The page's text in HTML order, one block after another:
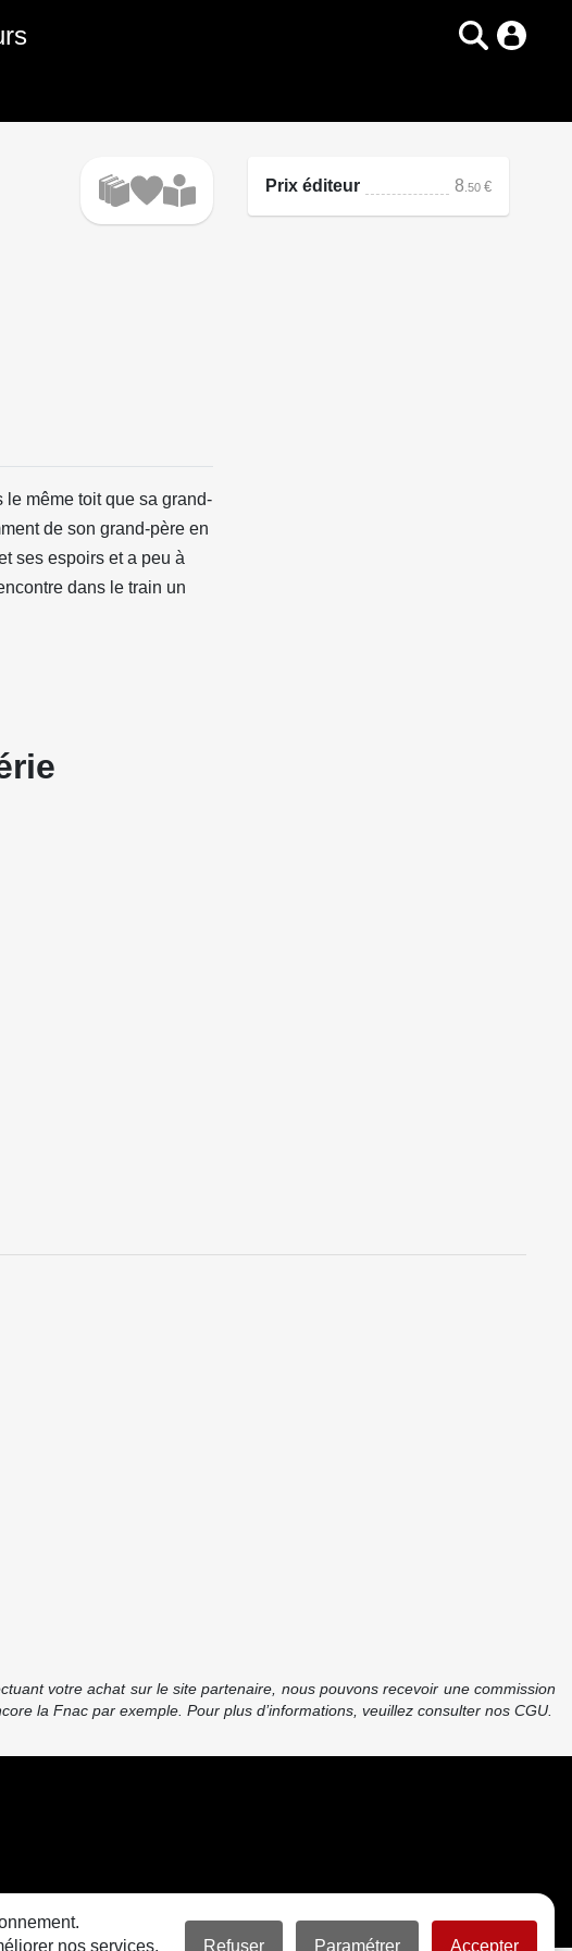
même toit que sa grand-
de son grand-père en
ses espoirs et a peu à
dans le train un
Prix éditeur 8 .50 €
votre achat sur le site partenaire, nous pouvons recevoir une commission
la Fnac par exemple. Pour plus d’informations, veuillez consulter nos CGU.
nos services.
Refuser Paramétrer Accepter